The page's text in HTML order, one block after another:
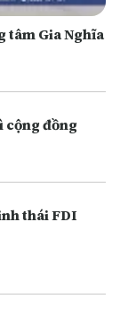
tâm Gia Nghĩa
cộng đồng
thái FDI